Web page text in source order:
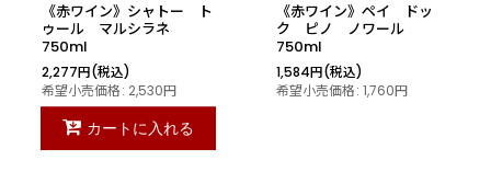
《赤ワイン》シャトー ト
ゥール マルシラネ
750ml
2,277円(税込)
希望小売価格: 2,530円
カートに入れる
《赤ワイン》ペイ ドッ
ク ピノ ノワール
750ml
1,584円(税込)
希望小売価格: 1,760円